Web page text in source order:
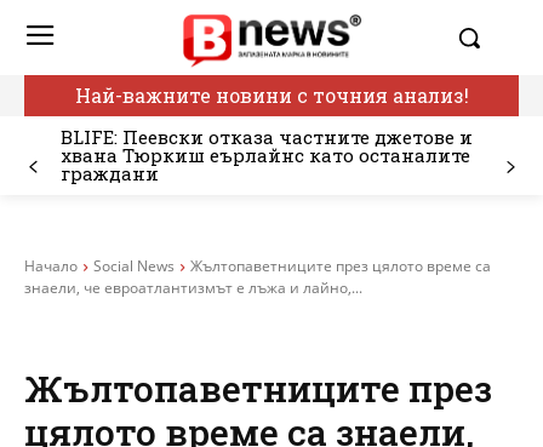
Най-важните новини с точния анализ!
BLIFE: Пеевски отказа частните джетове и
хвана Тюркиш еърлайнс като останалите
граждани
Начало Social News
Жълтопаветниците през цялото време са
знаели, че евроатлантизмът е лъжа и лайно,...
Жълтопаветниците през
цялото време са знаели,